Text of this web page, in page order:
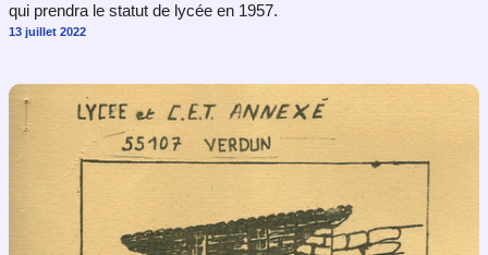
qui prendra le statut de lycée en 1957.
13 juillet 2022